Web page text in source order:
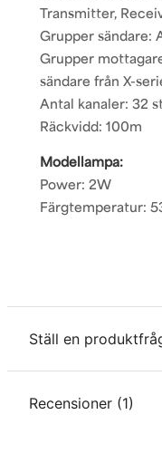
Transmitter,
Grupper sändare:
Grupper
sändare från X-
Antal kanaler: 32
Räckvidd: 100m
Modellampa:
Power: 2W
Färgtemperatur:
Ställ en
question
Fråga oss något
Recensioner (1)